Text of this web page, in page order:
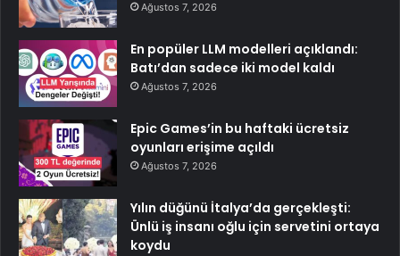
Ağustos 7, 2026
En popüler LLM modelleri açıklandı:
Batı’dan sadece iki model kaldı
Ağustos 7, 2026
Epic Games’in bu haftaki ücretsiz
oyunları erişime açıldı
Ağustos 7, 2026
Yılın düğünü İtalya’da gerçekleşti:
Ünlü iş insanı oğlu için servetini ortaya
koydu